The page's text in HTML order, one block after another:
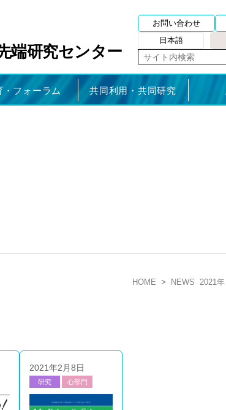
端研究センター
お問い合わせ
日本語
・フォーラム 共同利用・共同研究
HOME > NEWS 2021年
2021年2月8日
研究 心部門